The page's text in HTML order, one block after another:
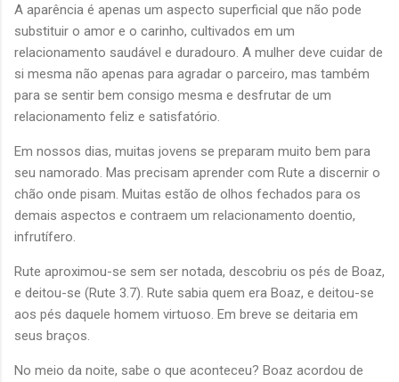
A aparência é apenas um aspecto superficial que não pode
substituir o amor e o carinho, cultivados em um
relacionamento saudável e duradouro. A mulher deve cuidar de
si mesma não apenas para agradar o parceiro, mas também
para se sentir bem consigo mesma e desfrutar de um
relacionamento feliz e satisfatório.
Em nossos dias, muitas jovens se preparam muito bem para
seu namorado. Mas precisam aprender com Rute a discernir o
chão onde pisam. Muitas estão de olhos fechados para os
demais aspectos e contraem um relacionamento doentio,
infrutífero.
Rute aproximou-se sem ser notada, descobriu os pés de Boaz,
e deitou-se (Rute 3.7). Rute sabia quem era Boaz, e deitou-se
aos pés daquele homem virtuoso. Em breve se deitaria em
seus braços.
No meio da noite, sabe o que aconteceu? Boaz acordou de